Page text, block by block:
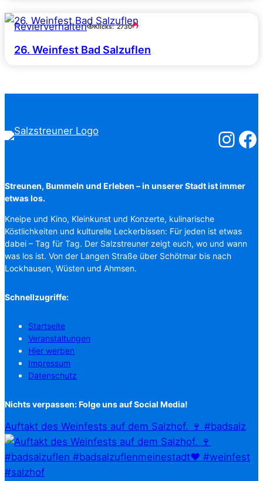
Revierverhalten Klicks: 2730
26. Weinfest Bad Salzuflen
Streunen, Bummeln und Erleben – in unserer Stadt ist immer
etwas los.
Kneipe und Kino, Kleinkunst und Konzerte, kulinarische
Köstlichkeiten und kulturelle Leckerbissen: Für jeden ist etwas
dabei – Tag für Tag. Der Salzstreuner zeigt euch, wo und wann
was los ist. Von der Langen Straße über Schötmar bis nach
Lockhausen, Wüsten und Ahmsen.
Schnellzugriffe:
Startseite
Veranstaltungen
Hier werben
Impressum
Datenschutz
Nichts verpassen: Folge uns auf Social Media!
Auftakt des Weinfests auf dem Salzhof. 🍷 #badsalz